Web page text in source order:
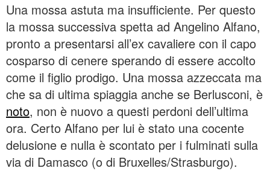
Una mossa astuta ma insufficiente. Per questo
la mossa successiva spetta ad Angelino Alfano,
pronto a presentarsi all’ex cavaliere con il capo
cosparso di cenere sperando di essere accolto
come il figlio prodigo. Una mossa azzeccata ma
che sa di ultima spiaggia anche se Berlusconi, è
noto, non è nuovo a questi perdoni dell’ultima
ora. Certo Alfano per lui è stato una cocente
delusione e nulla è scontato per i fulminati sulla
via di Damasco (o di Bruxelles/Strasburgo).